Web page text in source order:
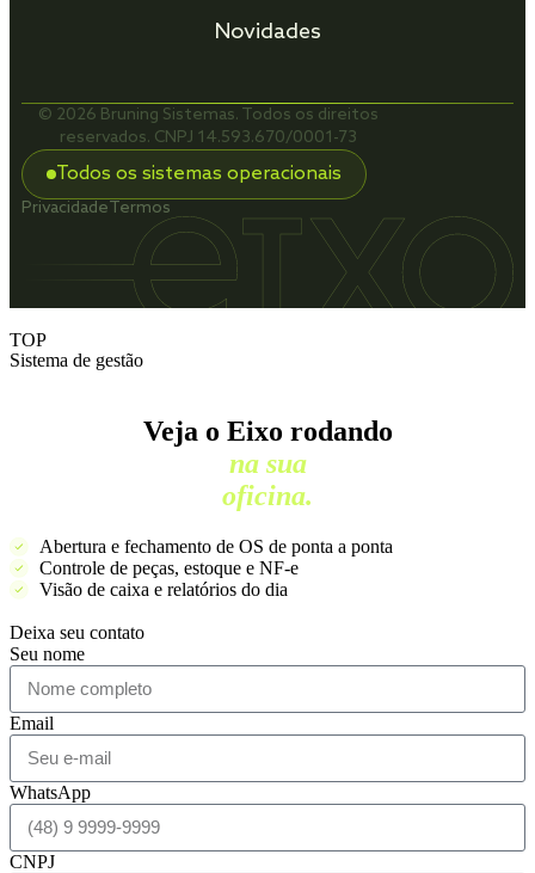
Novidades
© 2026 Bruning Sistemas. Todos os direitos
reservados. CNPJ 14.593.670/0001-73
Todos os sistemas operacionais
Privacidade Termos
TOP
Sistema de gestão
Veja o Eixo rodando
na sua
oficina.
Abertura e fechamento de OS de ponta a ponta
Controle de peças, estoque e NF-e
Visão de caixa e relatórios do dia
Deixa seu contato
Seu nome
Email
WhatsApp
CNPJ